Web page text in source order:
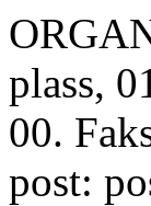
plass,
00.
post: